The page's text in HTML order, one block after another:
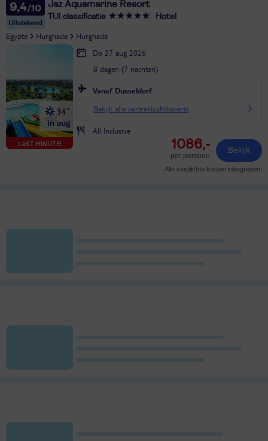
9,4
Uitstekend
Jaz Aquamarine Resort
TUI classificatie Hotel
Egypte Hurghada Hurghada
LAST MINUTE!
34°
in aug
Do 27 aug 2026
8 dagen (7 nachten)
Vanaf Dusseldorf
Bekijk alle vertrekluchthavens
All Inclusive
1086,-
per persoon
Bekijk
Alle verplichte kosten inbegrepen!